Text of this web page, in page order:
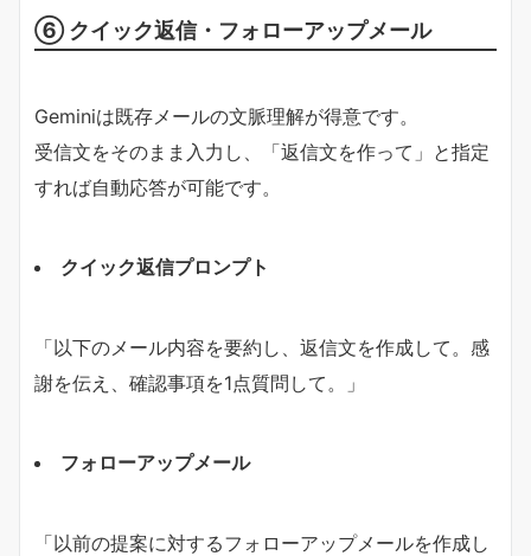
⑥ クイック返信・フォローアップメール
Geminiは既存メールの文脈理解が得意です。
受信文をそのまま入力し、「返信文を作って」と指定
すれば自動応答が可能です。
クイック返信プロンプト
「以下のメール内容を要約し、返信文を作成して。感
謝を伝え、確認事項を1点質問して。」
フォローアップメール
「以前の提案に対するフォローアップメールを作成し